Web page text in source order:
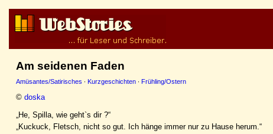
Am seidenen Faden
Amüsantes/Satirisches · Kurzgeschichten · Frühling/Ostern
© doska
„He, Spilla, wie geht`s dir ?“
„Kuckuck, Fletsch, nicht so gut. Ich hänge immer nur zu Hause herum.“